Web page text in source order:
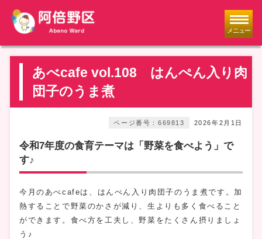
メニュー
あべcafe vol.108 はんぺん入り肉
団子のうま煮
2026年2月1日
ページ番号：669813
令和7年度の食育テーマは「野菜を食べよう」で
す♪
今月のあべcafeは、はんぺん入り肉団子のうま煮です。加
熱することで野菜のかさが減り、生よりも多く食べること
ができます。食べ方を工夫し、野菜をたくさん摂りましょ
う♪